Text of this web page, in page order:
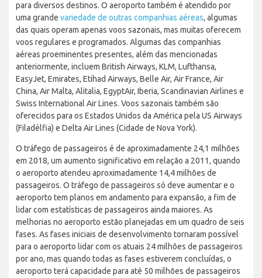
para diversos destinos. O aeroporto também é atendido por
uma grande variedade de outras companhias aéreas, algumas
das quais operam apenas voos sazonais, mas muitas oferecem
voos regulares e programados. Algumas das companhias
aéreas proeminentes presentes, além das mencionadas
anteriormente, incluem British Airways, KLM, Lufthansa,
EasyJet, Emirates, Etihad Airways, Belle Air, Air France, Air
China, Air Malta, Alitalia, EgyptAir, Iberia, Scandinavian Airlines e
Swiss International Air Lines. Voos sazonais também são
oferecidos para os Estados Unidos da América pela US Airways
(Filadélfia) e Delta Air Lines (Cidade de Nova York).
O tráfego de passageiros é de aproximadamente 24,1 milhões
em 2018, um aumento significativo em relação a 2011, quando
o aeroporto atendeu aproximadamente 14,4 milhões de
passageiros. O tráfego de passageiros só deve aumentar e o
aeroporto tem planos em andamento para expansão, a fim de
lidar com estatísticas de passageiros ainda maiores. As
melhorias no aeroporto estão planejadas em um quadro de seis
fases. As fases iniciais de desenvolvimento tornaram possível
para o aeroporto lidar com os atuais 24 milhões de passageiros
por ano, mas quando todas as fases estiverem concluídas, o
aeroporto terá capacidade para até 50 milhões de passageiros